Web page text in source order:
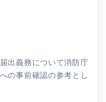
出義務について消防庁
の事前確認の参考とし